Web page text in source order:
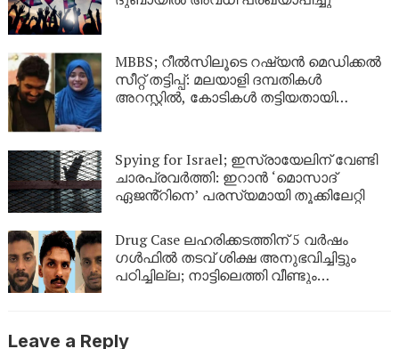
MBBS; റീൽസിലൂടെ റഷ്യൻ മെഡിക്കൽ
സീറ്റ് തട്ടിപ്പ്: മലയാളി ദമ്പതികൾ
അറസ്റ്റിൽ, കോടികൾ തട്ടിയതായി
Spying for Israel; ഇസ്രായേലിന് വേണ്ടി
ചാരപ്രവർത്തി: ഇറാൻ ‘മൊസാദ്
ഏജൻ്റിനെ’ പരസ്യമായി തൂക്കിലേറ്റി
Drug Case ലഹരിക്കടത്തിന് 5 വർഷം
ഗൾഫിൽ തടവ് ശിക്ഷ അനുഭവിച്ചിട്ടും
പഠിച്ചില്ല; നാട്ടിലെത്തി വീണ്ടും
Leave a Reply